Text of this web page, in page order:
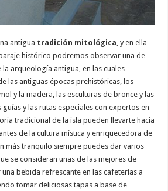
antigua tradición mitológica, y en ella
histórico podremos observar una de
la arqueología antigua, en las cuales
las antiguas épocas prehistóricas, los
y la madera, las esculturas de bronce y las
y las rutas especiales con expertos en
tradicional de la isla pueden llevarte hacia
de la cultura mística y enriquecedora de
más tranquilo siempre puedes dar varios
se consideran unas de las mejores de
bebida refrescante en las cafeterías a
tomar deliciosas tapas a base de